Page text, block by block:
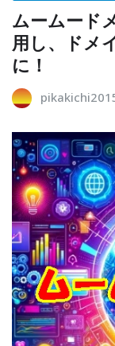
ムームード
用し、ドメ
に！